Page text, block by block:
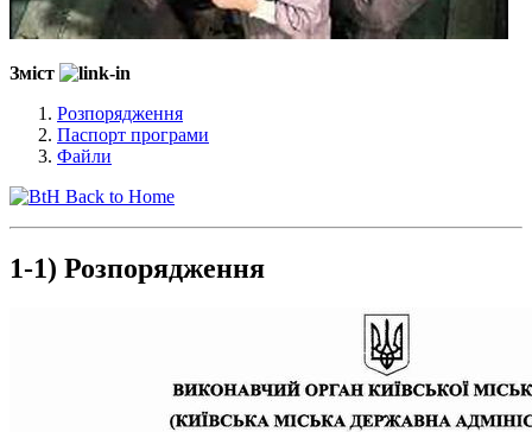
Зміст
Розпорядження
Паспорт програми
Файли
Back to Home
1-1) Розпорядження